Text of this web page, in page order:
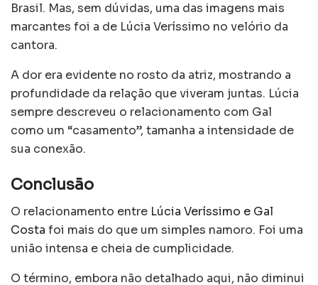
Brasil. Mas, sem dúvidas, uma das imagens mais
marcantes foi a de Lúcia Veríssimo no velório da
cantora.
A dor era evidente no rosto da atriz, mostrando a
profundidade da relação que viveram juntas. Lúcia
sempre descreveu o relacionamento com Gal
como um “casamento”, tamanha a intensidade de
sua conexão.
Conclusão
O relacionamento entre Lúcia Veríssimo e Gal
Costa foi mais do que um simples namoro. Foi uma
união intensa e cheia de cumplicidade.
O término, embora não detalhado aqui, não diminui